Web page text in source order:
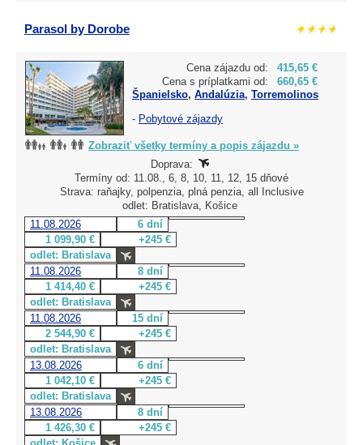
Parasol by Dorobe
Cena zájazdu od:
415,65 €
Cena s príplatkami od:
660,65 €
Španielsko, Andalúzia, Torremolinos
- Pobytové zájazdy
Zobraziť všetky termíny a popis zájazdu »
Doprava:
Termíny od: 11.08., 6, 8, 10, 11, 12, 15 dňové
Strava: raňajky, polpenzia, plná penzia, all Inclusive
odlet: Bratislava, Košice
11.08.2026
6 dní
1 099,90 €
+245 €
odlet: Bratislava
11.08.2026
8 dní
1 414,40 €
+245 €
odlet: Bratislava
11.08.2026
15 dní
2 544,90 €
+245 €
odlet: Bratislava
13.08.2026
6 dní
1 042,10 €
+245 €
odlet: Bratislava
13.08.2026
8 dní
1 426,30 €
+245 €